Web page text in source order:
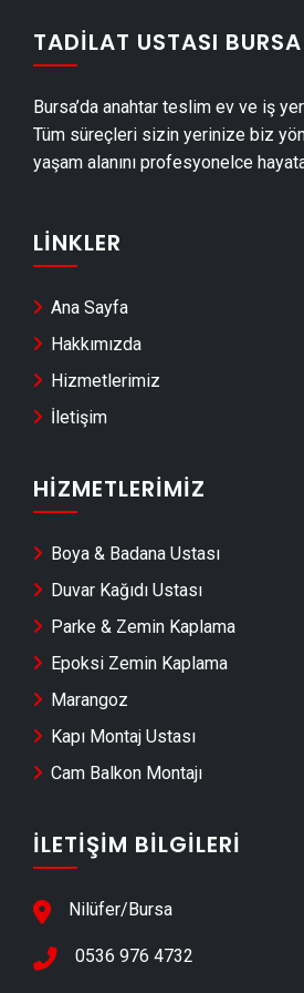
Mustafakemalpaşa Dış Cephe
Mustafakemalpaşa Havuz
Mustafakemalpaşa Cam
Mustafakemalpaşa Kepçe
Mustafakemalpaşa Seramik
Mustafakemalpaşa Anahtar
Mustafakemalpaşa Dekoratif
Mustafakemalpaşa Pvc Kapı &
Mustafakemalpaşa Merdiven
Mustafakemalpaşa Alçıpan &
Ustası
Mustafakemalpaşa Çatı
Mustafakemalpaşa Su
Mustafakemalpaşa Giyotin
Mustafakemalpaşa Ferforje &
Mustafakemalpaşa Çatı Oluk
Mustafakemalpaşa Yangın ve
Sistemleri
TADILAT USTASI BURSA
Bursa’da anahtar teslim ev ve iş
Tüm süreçleri sizin yerinize biz
yaşam alanını profesyonelce
LINKLER
Ana Sayfa
Hakkımızda
Hizmetlerimiz
İletişim
HIZMETLERIMIZ
Boya & Badana Ustası
Duvar Kağıdı Ustası
Parke & Zemin Kaplama
Epoksi Zemin Kaplama
Marangoz
Kapı Montaj Ustası
Cam Balkon Montajı
İLETIŞIM BILGILERI
Nilüfer/Bursa
0536 976 4732